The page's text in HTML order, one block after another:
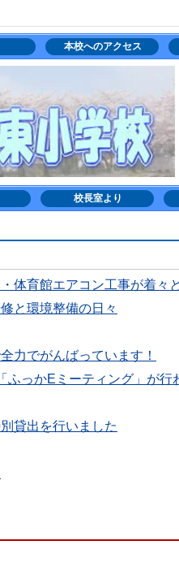
本校へのアクセス
校長室より
体育館エアコン工事が着々
と環境整備の日々
力でがんばっています！
ふっかEミーティング」が行
貸出を行いました